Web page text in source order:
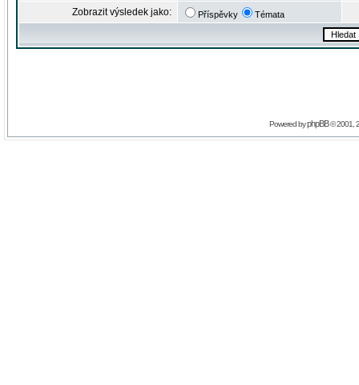
Zobrazit výsledek jako: Příspěvky Témata
Powered byphpBB© 2001,